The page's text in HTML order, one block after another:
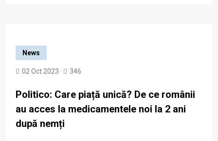
News
02 Oct 2023 · 346
Politico: Care piață unică? De ce românii
au acces la medicamentele noi la 2 ani
după nemți